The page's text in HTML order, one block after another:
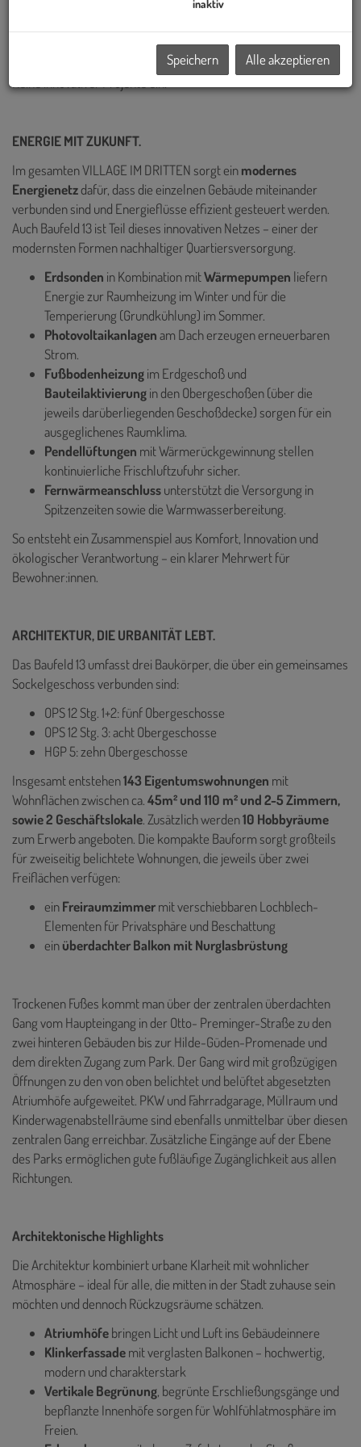
Österreichs und hat bereits einige der prägendsten Bauprojekte
Epstein am Ring sowie die markanten TrIIIple Tower am
Donaukanal. Auch das VILLAGE IM DRITTEN reiht sich in diese
ENERGIE MIT ZUKUNFT.
Im gesamten VILLAGE IM DRITTEN sorgt einmodernes
Energienetzdafür, dass die einzelnen Gebäude miteinander
verbunden sind und Energieflüsse effizient gesteuert werden.
Auch Baufeld 13 ist Teil dieses innovativen Netzes – einer der
modernsten Formen nachhaltiger Quartiersversorgung.
Erdsonden in Kombination mitWärmepumpen liefern
Energie zurRaumheizung im Winter und für die
Temperierung (Grundkühlung) im Sommer.
Photovoltaikanlagenam Dach erzeugen erneuerbaren
Strom.
Fußbodenheizungim Erdgeschoß und
Bauteilaktivierungin den Obergeschoßen (über die
jeweils darüberliegenden Geschoßdecke) sorgen für ein
ausgeglichenes Raumklima.
Pendellüftungen mit Wärmerückgewinnung stellen
kontinuierliche Frischluftzufuhr sicher.
Fernwärmeanschlussunterstützt die Versorgung in
Spitzenzeiten sowie die Warmwasserbereitung.
So entsteht ein Zusammenspiel aus Komfort, Innovation und
ökologischer Verantwortung – ein klarer Mehrwert für
Bewohner:innen.
ARCHITEKTUR, DIE URBANITÄT LEBT.
Das Baufeld 13 umfasst drei Baukörper, die über ein gemeinsames
Sockelgeschoss verbunden sind:
OPS 12 Stg. 1+2: fünf Obergeschosse
OPS 12 Stg. 3: acht Obergeschosse
HGP 5: zehn Obergeschosse
Insgesamt entstehen143 Eigentumswohnungen mit
Wohnflächen zwischen ca.45m² und 110 m² und 2-5 Zimmern,
sowie 2 Geschäftslokale. Zusätzlich werden10 Hobbyräume
zum Erwerb angeboten. Die kompakte Bauform sorgt großteils
für zweiseitig belichtete Wohnungen, die jeweils über zwei
Freiflächen verfügen:
einFreiraumzimmermit verschiebbaren Lochblech-
Elementen für Privatsphäre und Beschattung
einüberdachter Balkon mit Nurglasbrüstung
Trockenen Fußes kommt man über der zentralen überdachten
Gang vom Haupteingang in der Otto- Preminger-Straße zu den
zwei hinteren Gebäuden bis zur Hilde-Güden-Promenade und
dem direkten Zugang zum Park. Der Gang wird mit großzügigen
Öffnungen zu den von oben belichtet und belüftet abgesetzten
Atriumhöfe aufgeweitet. PKW und Fahrradgarage, Müllraum und
Kinderwagenabstellräume sind ebenfalls unmittelbar über diesen
zentralen Gang erreichbar. Zusätzliche Eingänge auf der Ebene
des Parks ermöglichen gute fußläufige Zugänglichkeit aus allen
Richtungen.
Architektonische Highlights
Die Architektur kombiniert urbane Klarheit mit wohnlicher
Atmosphäre – ideal für alle, die mitten in der Stadt zuhause sein
möchten und dennoch Rückzugsräume schätzen.
Atriumhöfebringen Licht und Luft ins Gebäudeinnere
Klinkerfassademit verglasten Balkonen – hochwertig,
modern und charakterstark
Vertikale Begrünung, begrünte Erschließungsgänge und
bepflanzte Innenhöfe sorgen für Wohlfühlatmosphäre im
Freien.
inaktiv
Speichern Alle akzeptieren